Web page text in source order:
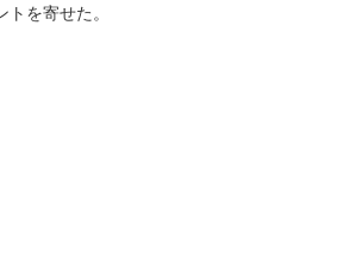
トを寄せた。